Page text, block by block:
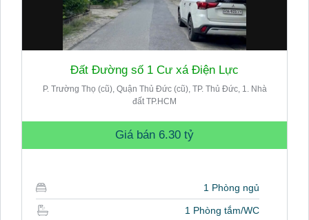
Đất Đường số 1 Cư xá Điện Lực
P. Trường Thọ (cũ), Quận Thủ Đức (cũ), TP. Thủ Đức, 1. Nhà
đất TP.HCM
Giá bán 6.30 tỷ
1 Phòng ngủ
1 Phòng tắm/WC